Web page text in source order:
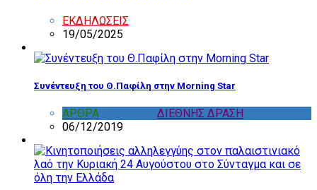
ΕΚΔΗΛΩΣΕΙΣ
19/05/2025
Συνέντευξη του Θ.Παφίλη στην Morning Star
ΑΡΘΡΑ
ΔΙΕΘΝΗΣ ΔΡΑΣΗ
06/12/2019